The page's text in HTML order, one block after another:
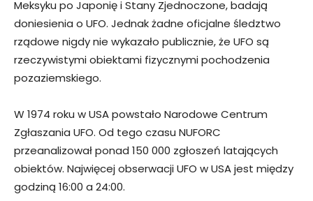
Meksyku po Japonię i Stany Zjednoczone, badają
doniesienia o UFO. Jednak żadne oficjalne śledztwo
rządowe nigdy nie wykazało publicznie, że UFO są
rzeczywistymi obiektami fizycznymi pochodzenia
pozaziemskiego.
W 1974 roku w USA powstało Narodowe Centrum
Zgłaszania UFO. Od tego czasu NUFORC
przeanalizował ponad 150 000 zgłoszeń latających
obiektów. Najwięcej obserwacji UFO w USA jest między
godziną 16:00 a 24:00.